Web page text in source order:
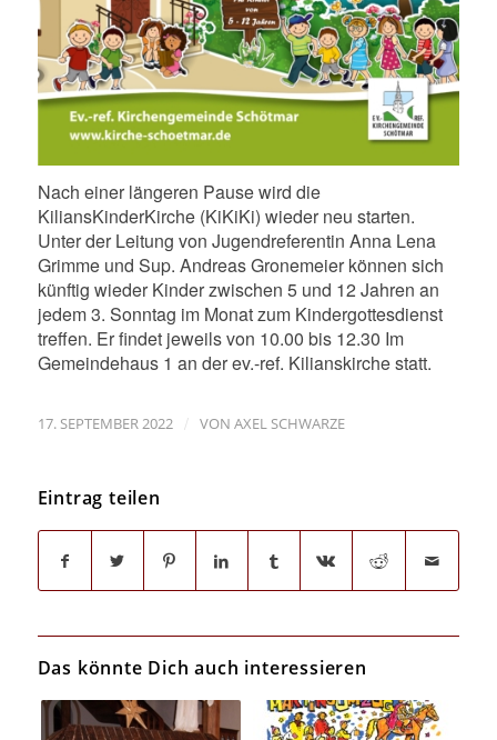
Nach einer längeren Pause wird die
KiliansKinderKirche (KiKiKi) wieder neu starten.
Unter der Leitung von Jugendreferentin Anna Lena
Grimme und Sup. Andreas Gronemeier können sich
künftig wieder Kinder zwischen 5 und 12 Jahren an
jedem 3. Sonntag im Monat zum Kindergottesdienst
treffen. Er findet jeweils von 10.00 bis 12.30 Im
Gemeindehaus 1 an der ev.-ref. Kilianskirche statt.
17. SEPTEMBER 2022 / VON AXEL SCHWARZE
Eintrag teilen
Das könnte Dich auch interessieren